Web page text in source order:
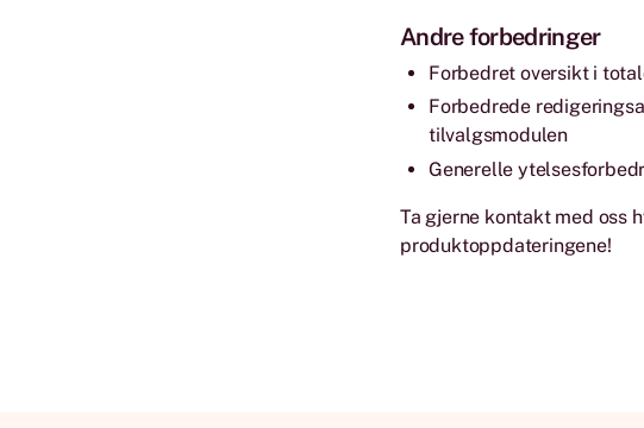
Andre forbedringer
Forbedret oversikt i
Forbedrede
tilvalgsmodulen
Generelle
Ta gjerne kontakt med oss
produktoppdateringene!